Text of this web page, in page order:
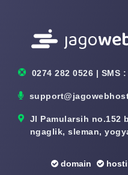
0274 282 0526 | SMS
Jl Pamularsih no.152
ngaglik, sleman,
domain